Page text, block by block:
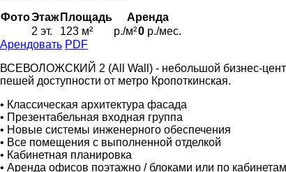
ФотоЭтаж Площадь
Аренда
2 эт.
123 м² р./м²0 р./мес.
Арендовать PDF
ВСЕВОЛОЖСКИЙ 2 (All Wall) - небольшой бизнес-
пешей доступности от метро Кропоткинская.
• Классическая архитектура фасада
• Презентабельная входная группа
• Новые системы инженерного обеспечения
• Все помещения с выполненной отделкой
• Кабинетная планировка
• Аренда офисов поэтажно / блоками или по кабинетам